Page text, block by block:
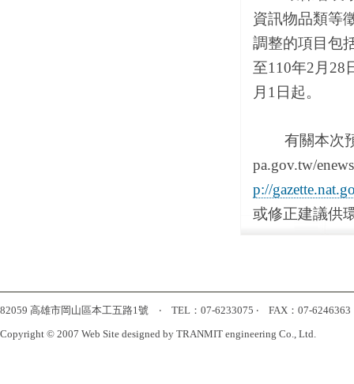
資訊物品類等
調整的項目包
至110年2月28
月1日起。
有關本次預
pa.gov.tw/
p://
或修正建議供
82059 高雄市岡山區本工五路1號 ‧ TEL：07-6233075 ‧ FAX：07-
Copyright © 2007 Web Site designed by TRANMIT engineering Co., Ltd.